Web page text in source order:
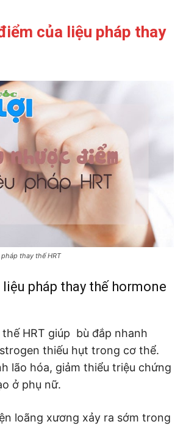
của liệu pháp thay
thay thế HRT
pháp thay thế hormone
HRT giúp bù đắp nhanh
thiếu hụt trong cơ thể.
lão hóa, giảm thiểu triệu chứng
ở phụ nữ.
loãng xương xảy ra sớm trong